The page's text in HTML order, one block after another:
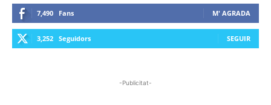
7,490 Fans M' AGRADA
3,252 Seguidors SEGUIR
-Publicitat-